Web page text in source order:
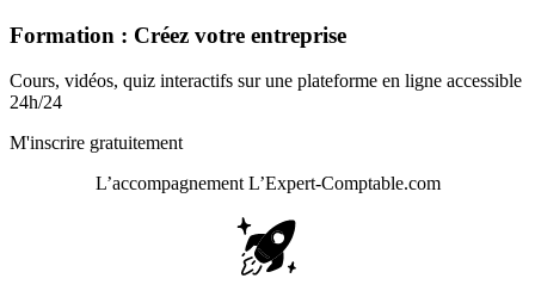
Formation : Créez votre entreprise
Cours, vidéos, quiz interactifs sur une plateforme en ligne accessible
24h/24
M'inscrire gratuitement
L’accompagnement L’Expert-Comptable.com